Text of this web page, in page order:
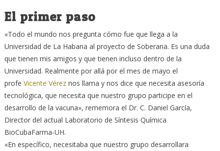
El primer paso
«Todo el mundo nos pregunta cómo fue que llega a la
Universidad de La Habana al proyecto de Soberana. Es una duda
que tienen mis amigos y que tienen incluso dentro de la
Universidad. Realmente por allá por el mes de mayo el
profe Vicente Véreznos llama y nos dice que necesita asesoría
tecnológica, que necesita que nuestro grupo participe en el
desarrollo de la vacuna», rememora el Dr. C. Daniel García,
Director del actual Laboratorio de Síntesis Química
BioCubaFarma-UH.
«En específico, necesitaba que nuestro grupo desarrollara